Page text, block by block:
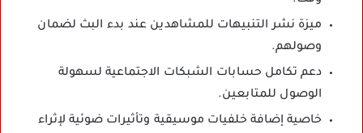
ميزة نشر التنبيهات للمشاهدين عند بدء البث لضمان
وصولهم.
دعم تكامل حسابات الشبكات الاجتماعية لسهولة
الوصول للمتابعين.
خاصية إضافة خلفيات موسيقية وتأثيرات ضوئية لإثراء